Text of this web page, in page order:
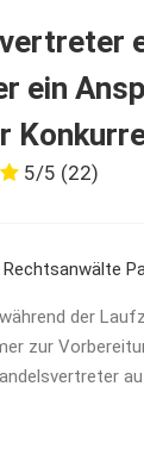
ein
5/5 (22)
Rechtsanwälte
der
zur